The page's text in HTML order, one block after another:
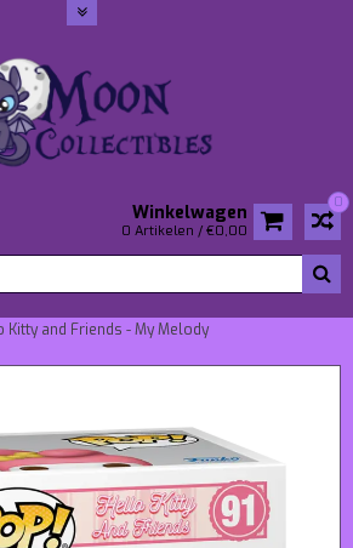
0
Winkelwagen
0 Artikelen / €0,00
Kitty and Friends - My Melody